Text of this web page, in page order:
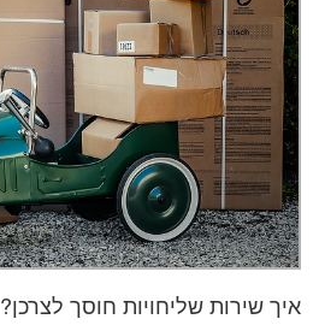
איך שירות שליחויות חוסך לצרכן?